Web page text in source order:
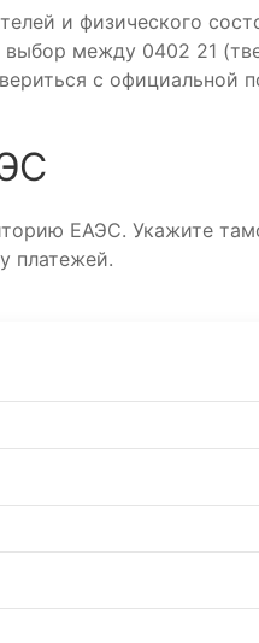
и физического
выбор между 0402 21
с официальной
ЕАЭС. Укажите
платежей.